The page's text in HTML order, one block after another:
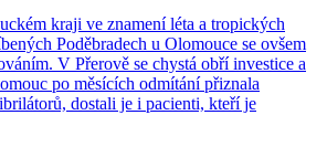
kraji ve znamení léta a tropických
Poděbradech u Olomouce se ovšem
V Přerově se chystá obří investice a
po měsících odmítání přiznala
dostali je i pacienti, kteří je